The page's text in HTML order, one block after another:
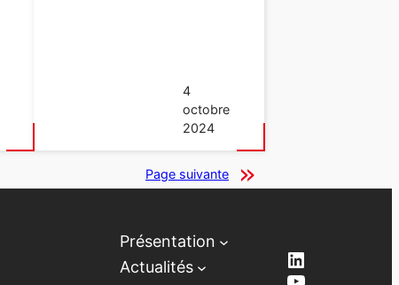
4
octobre
2024
Page suivante
Présentation
Actualités
LinkedIn